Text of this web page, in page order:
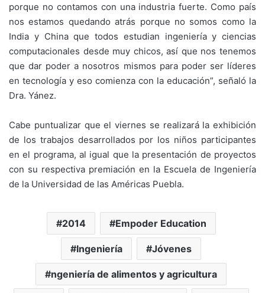
porque no contamos con una industria fuerte. Como país
nos estamos quedando atrás porque no somos como la
India y China que todos estudian ingeniería y ciencias
computacionales desde muy chicos, así que nos tenemos
que dar poder a nosotros mismos para poder ser líderes
en tecnología y eso comienza con la educación”, señaló la
Dra. Yánez.
Cabe puntualizar que el viernes se realizará la exhibición
de los trabajos desarrollados por los niños participantes
en el programa, al igual que la presentación de proyectos
con su respectiva premiación en la Escuela de Ingeniería
de la Universidad de las Américas Puebla.
2014 Empoder Education
Ingeniería Jóvenes
ngeniería de alimentos y agricultura